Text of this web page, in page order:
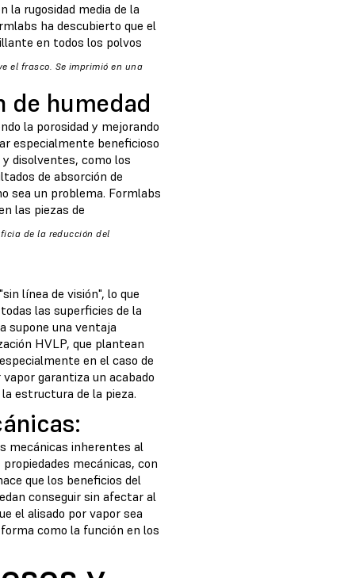
la rugosidad media de la
ha descubierto que el
en todos los polvos
el frasco. Se imprimió en una
de humedad
la porosidad y mejorando
especialmente beneficioso
disolventes, como los
de absorción de
sea un problema. Formlabs
las piezas de
de la reducción del
línea de visión", lo que
las superficies de la
supone una ventaja
HVLP, que plantean
en el caso de
garantiza un acabado
estructura de la pieza.
mecánicas inherentes al
mecánicas, con
que los beneficios del
conseguir sin afectar al
el alisado por vapor sea
como la función en los